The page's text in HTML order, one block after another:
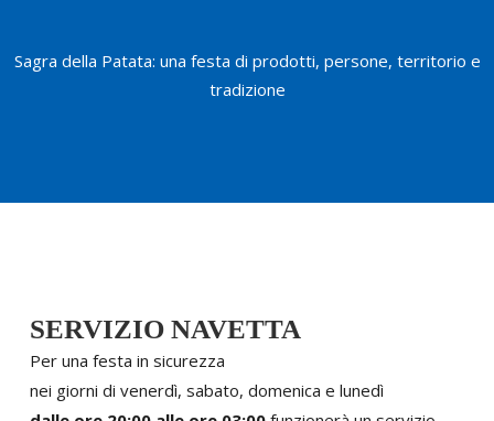
Sagra della Patata: una festa di prodotti, persone, territorio e
tradizione
SERVIZIO NAVETTA
Per una festa in sicurezza
nei giorni di venerdì, sabato, domenica e lunedì